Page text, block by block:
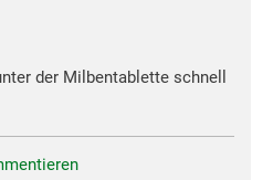
der Milbentablette schnell